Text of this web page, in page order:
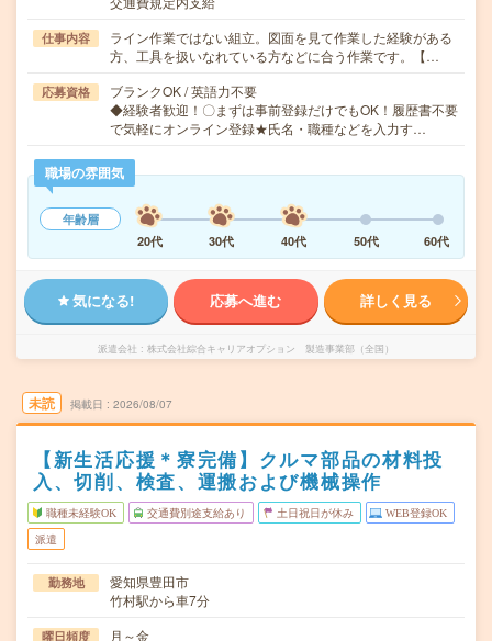
仕事内容
ライン作業ではない組立。図面を見て作業した経験がある
方、工具を扱いなれている方などに合う作業です。【…
応募資格
ブランクOK / 英語力不要
◆経験者歓迎！〇まずは事前登録だけでもOK！履歴書不要
で気軽にオンライン登録★氏名・職種などを入力す…
職場の雰囲気
年齢層
20代
30代 40代 50代 60代
気になる! 応募へ進む 詳しく見る
派遣会社 株式会社綜合キャリアオプション 製造事業部（全国）
未読 掲載日 2026/08/07
【新生活応援＊寮完備】クルマ部品の材料投
入、切削、検査、運搬および機械操作
職種未経験OK 交通費別途支給あり 土日祝日が休み WEB登録OK
派遣
勤務地
愛知県豊田市
竹村駅から車7分
曜日頻度 月～金